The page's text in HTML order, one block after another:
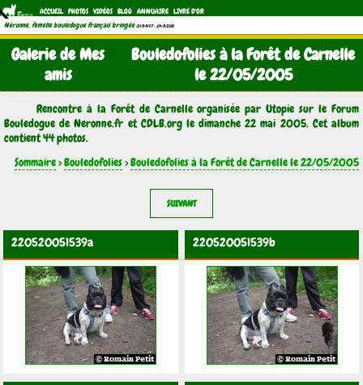
ACCUEIL PHOTOS VIDÉOS BLOG ANNUAIRE LIVRE D'OR
Néronne, femelle bouledogue français bringée (21/11/1997 - 04/11/2011)
Galerie de Mes
amis
Bouledofolies à la Forêt de Carnelle
le 22/05/2005
Rencontre à la Forêt de Carnelle organisée par Utopie sur le Forum
Bouledogue de Neronne.fr et CDLB.org le dimanche 22 mai 2005. Cet album
contient 44 photos.
Sommaire>Bouledofolies>Bouledofolies à la Forêt de Carnelle le 22/05/2005
SUIVANT
220520051539a 220520051539b